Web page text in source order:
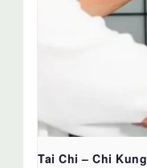
Tai Chi – Chi Kung